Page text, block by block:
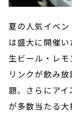
夏の人気イベ
は盛大に開催い
生ビール・レ
リンクが飲み
題、さらにア
が多数当たる大